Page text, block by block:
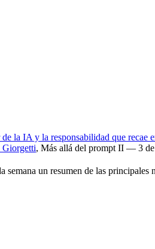
la IA y la responsabilidad que recae
Giorgetti, Más allá del prompt II — 3 de
un resumen de las principales